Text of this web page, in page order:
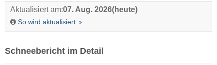
Aktualisiert am:07. Aug. 2026(heute)
So wird aktualisiert
Schneebericht im Detail